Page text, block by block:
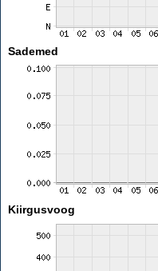
Sademed
Kiirgusvoog